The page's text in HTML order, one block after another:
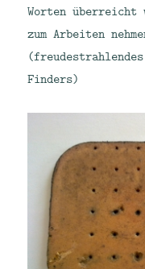
Worten
zum Arbeiten
Finders)